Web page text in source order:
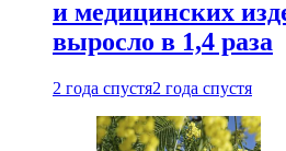
и медицинских
выросло в 1,4 раза
2 года спустя2 года спустя